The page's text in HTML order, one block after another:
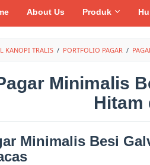
About Us Produk
KANOPI TRALIS / PORTFOLIO PAGAR /
Minimalis
Hitam
Minimalis Besi